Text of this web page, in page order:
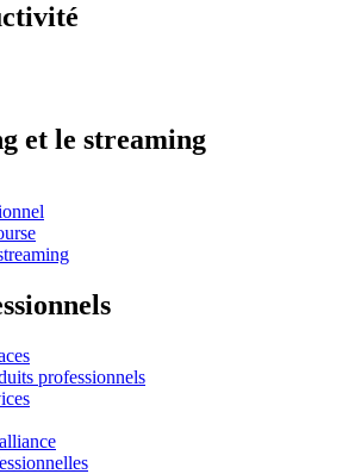
et le streaming
professionnels